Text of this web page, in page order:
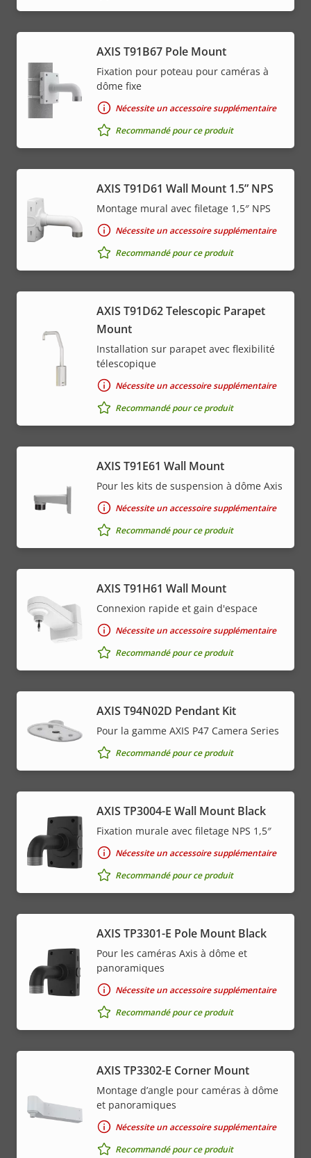
AXIS T91B67 Pole Mount
Fixation pour poteau pour caméras à
dôme fixe
Nécessite un accessoire supplémentaire
Recommandé pour ce produit
AXIS T91D61 Wall Mount 1.5” NPS
Montage mural avec filetage 1,5″ NPS
Nécessite un accessoire supplémentaire
Recommandé pour ce produit
AXIS T91D62 Telescopic Parapet
Mount
Installation sur parapet avec flexibilité
télescopique
Nécessite un accessoire supplémentaire
Recommandé pour ce produit
AXIS T91E61 Wall Mount
Pour les kits de suspension à dôme Axis
Nécessite un accessoire supplémentaire
Recommandé pour ce produit
AXIS T91H61 Wall Mount
Connexion rapide et gain d'espace
Nécessite un accessoire supplémentaire
Recommandé pour ce produit
AXIS T94N02D Pendant Kit
Pour la gamme AXIS P47 Camera Series
Recommandé pour ce produit
AXIS TP3004-E Wall Mount Black
Fixation murale avec filetage NPS 1,5″
Nécessite un accessoire supplémentaire
Recommandé pour ce produit
AXIS TP3301-E Pole Mount Black
Pour les caméras Axis à dôme et
panoramiques
Nécessite un accessoire supplémentaire
Recommandé pour ce produit
AXIS TP3302-E Corner Mount
Montage d’angle pour caméras à dôme
et panoramiques
Nécessite un accessoire supplémentaire
Recommandé pour ce produit